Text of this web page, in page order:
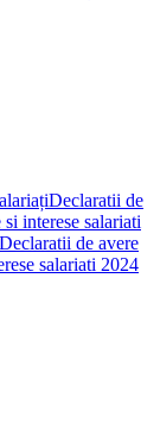
Declaratii de
interese salariati
Declaratii de avere
salariati 2024